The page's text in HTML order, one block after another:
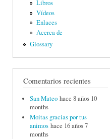
Libros
Vídeos
Enlaces
Acerca de
Glossary
Comentarios recientes
San Mateo hace 8 años 10
months
Moitas gracias por tus
animos hace 16 años 7
months